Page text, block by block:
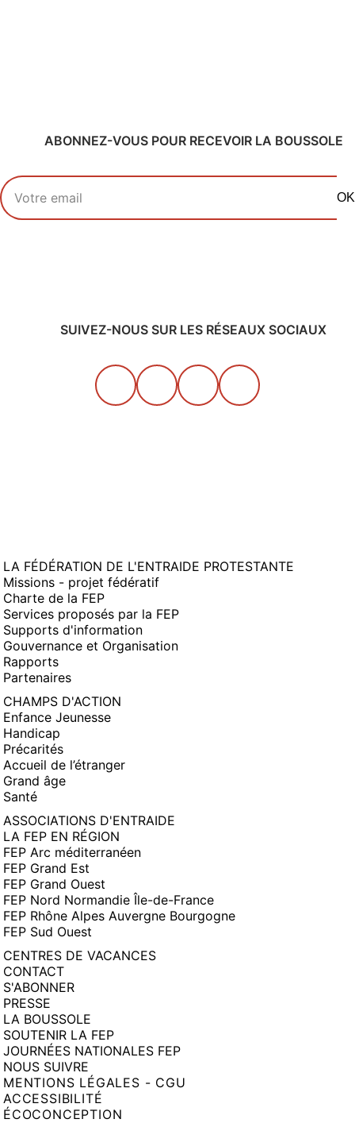
ABONNEZ-VOUS POUR RECEVOIR LA BOUSSOLE
Votre adresse email
OK
SUIVEZ-NOUS SUR LES RÉSEAUX SOCIAUX
LA FÉDÉRATION DE L'ENTRAIDE PROTESTANTE
Missions - projet fédératif
Charte de la FEP
Services proposés par la FEP
Supports d'information
Gouvernance et Organisation
Rapports
Partenaires
CHAMPS D'ACTION
Enfance Jeunesse
Handicap
Précarités
Accueil de l’étranger
Grand âge
Santé
ASSOCIATIONS D'ENTRAIDE
LA FEP EN RÉGION
FEP Arc méditerranéen
FEP Grand Est
FEP Grand Ouest
FEP Nord Normandie Île-de-France
FEP Rhône Alpes Auvergne Bourgogne
FEP Sud Ouest
CENTRES DE VACANCES
CONTACT
S'ABONNER
PRESSE
LA BOUSSOLE
SOUTENIR LA FEP
JOURNÉES NATIONALES FEP
NOUS SUIVRE
MENTIONS LÉGALES - CGU
ACCESSIBILITÉ
ÉCOCONCEPTION